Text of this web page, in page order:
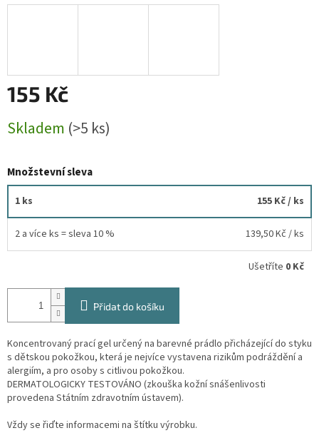
155 Kč
cena:
Skladem (>5 ks)
Množstevní sleva
1 ks 155 Kč/ ks
2 a více ks = sleva 10 % 139,50 Kč / ks
Ušetříte 0 Kč
Přidat do košíku
Koncentrovaný prací gel určený na barevné prádlo přicházející do styku
s dětskou pokožkou, která je nejvíce vystavena rizikům podráždění a
alergiím, a pro osoby s citlivou pokožkou.
DERMATOLOGICKY TESTOVÁNO (zkouška kožní snášenlivosti
provedena Státním zdravotním ústavem).
Vždy se řiďte informacemi na štítku výrobku.